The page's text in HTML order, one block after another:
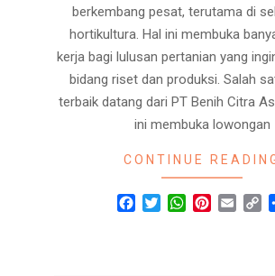
berkembang pesat, terutama di
hortikultura. Hal ini membuka
kerja bagi lulusan pertanian yang
bidang riset dan produksi. Salah
terbaik datang dari PT Benih Citra
ini membuka lowongan
CONTINUE
Facebook
TwitterWhatsApp
Pinterest
Email